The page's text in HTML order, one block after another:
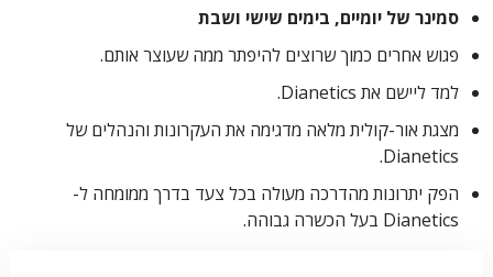
סמינר של יומיים, בימים שישי ושבת
פגוש אחרים כמוך שרוצים להיפתר ממה שעוצר אותם.
למד ליישם את Dianetics.
מצגת אור-קולית מלאה מדגימה את העקרונות והנהלים של
Dianetics.
הפק יתרונות מהדרכה מעולה בכל צעד בדרך ממומחה ל-
Dianetics בעל הכשרה גבוהה.